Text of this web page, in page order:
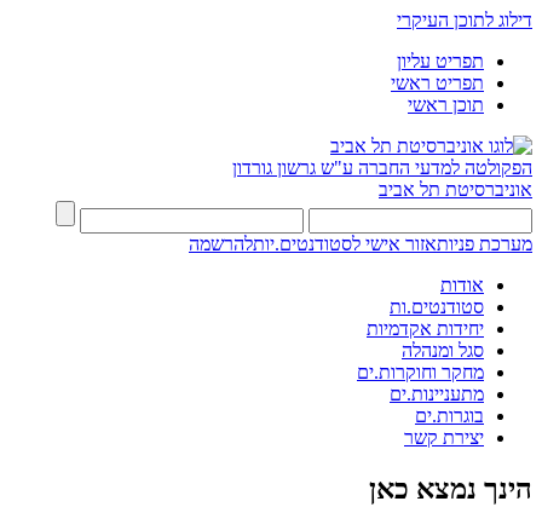
דילוג לתוכן העיקרי
תפריט עליון
תפריט ראשי
תוכן ראשי
הפקולטה למדעי החברה ע"ש גרשון גורדון
אוניברסיטת תל אביב
מערכת פניותאזור אישי לסטודנטים.יותלהרשמה
אודות
סטודנטים.ות
יחידות אקדמיות
סגל ומנהלה
מחקר וחוקרות.ים
מתעניינות.ים
בוגרות.ים
יצירת קשר
הינך נמצא כאן